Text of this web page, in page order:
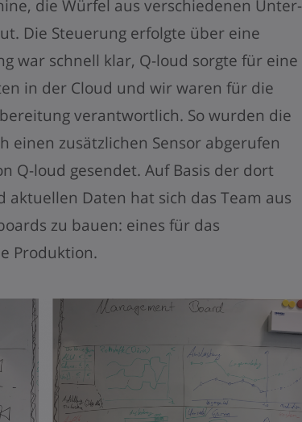
die Würfel aus verschiedenen Unter-
Die Steuerung erfolgte über eine
war schnell klar, Q-loud sorgte für eine
in der Cloud und wir waren für die
verantwortlich. So wurden die
einen zusätzlichen Sensor abgerufen
Q-loud gesendet. Auf Basis der dort
Daten hat sich das Team aus
zu bauen: eines für das
Produktion.